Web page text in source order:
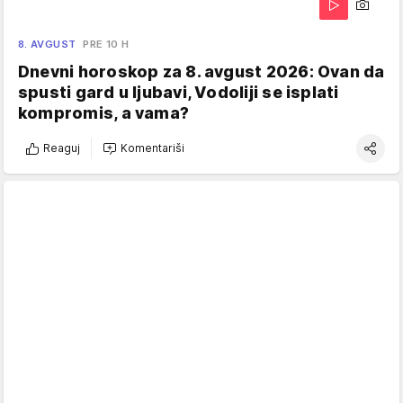
8. AVGUST PRE 10 H
Dnevni horoskop za 8. avgust 2026: Ovan da
spusti gard u ljubavi, Vodoliji se isplati
kompromis, a vama?
Reaguj Komentariši